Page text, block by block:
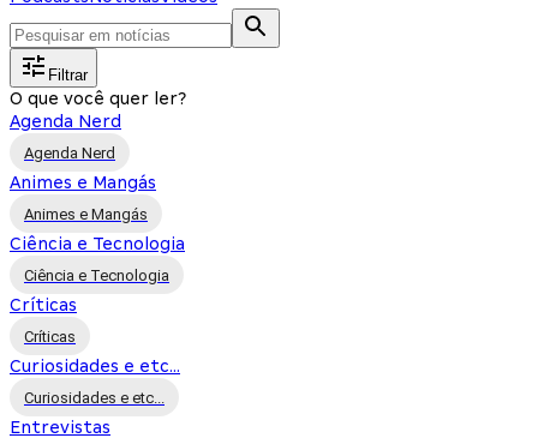
Filtrar
O que você quer ler?
Agenda Nerd
Agenda Nerd
Animes e Mangás
Animes e Mangás
Ciência e Tecnologia
Ciência e Tecnologia
Críticas
Críticas
Curiosidades e etc...
Curiosidades e etc...
Entrevistas